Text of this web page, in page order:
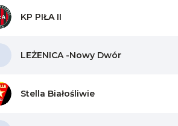
KP PIŁA II
LEŻENICA -Nowy Dwór
Stella Białośliwie